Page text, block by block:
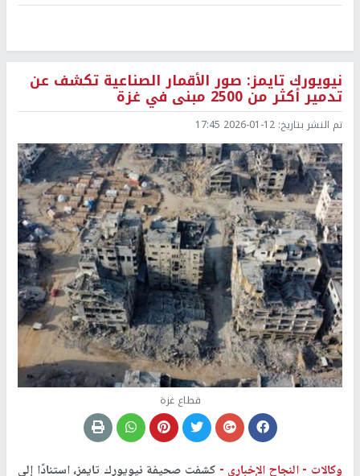
نيويورك تايمز: صور الأقمار الصناعية تكشف عن
تدمير أكثر من 2500 مبنى في غزة
تم النشر بتاريخ: 2026-01-12 17:45
قطاع غزة
وكالات -النجاح الإخباري - كشفت صحيفة نيويورك تايمز، استنادًا إلى